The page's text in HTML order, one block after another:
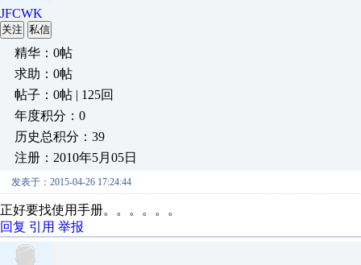
JFCWK
关注 私信
精华：0帖
求助：0帖
帖子：0帖 | 125回
年度积分：0
历史总积分：39
注册：2010年5月05日
发表于：2015-04-26 17:24:44
正好要找使用手册。。。。。。
回复 引用 举报